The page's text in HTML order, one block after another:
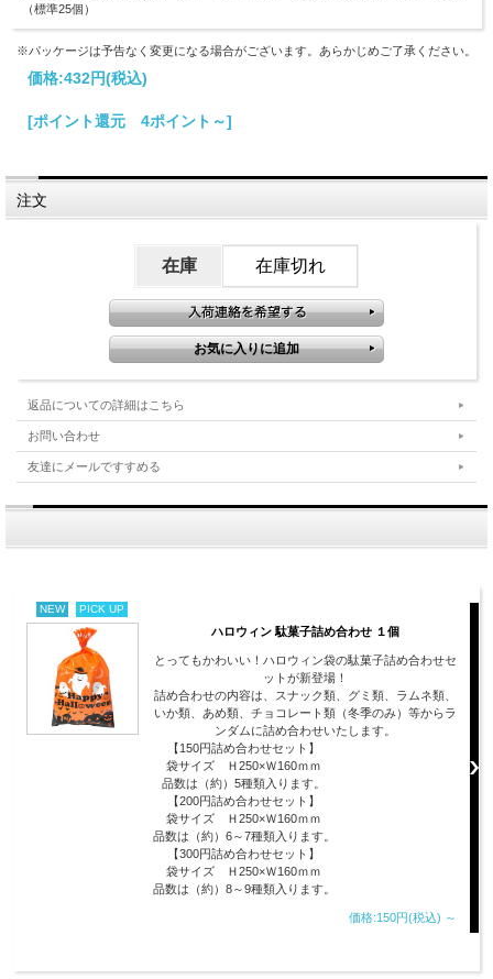
（標準25個）
※パッケージは予告なく変更になる場合がございます。あらかじめご了承ください。
価格:432円(税込)
[ポイント還元 4ポイント～]
注文
在庫 在庫切れ
返品についての詳細はこちら
お問い合わせ
友達にメールですすめる
NEW PICK UP
ハロウィン 駄菓子詰め合わせ １個
とってもかわいい！ハロウィン袋の駄菓子詰め合わせセ
ットが新登場！
詰め合わせの内容は、スナック類、グミ類、ラムネ類、
いか類、あめ類、チョコレート類（冬季のみ）等からラ
ンダムに詰め合わせいたします。
【150円詰め合わせセット】
袋サイズ Ｈ250×Ｗ160ｍｍ
品数は（約）5種類入ります。
【200円詰め合わせセット】
袋サイズ Ｈ250×Ｗ160ｍｍ
品数は（約）6～7種類入ります。
【300円詰め合わせセット】
袋サイズ Ｈ250×Ｗ160ｍｍ
品数は（約）8～9種類入ります。
価格:150円(税込) ～